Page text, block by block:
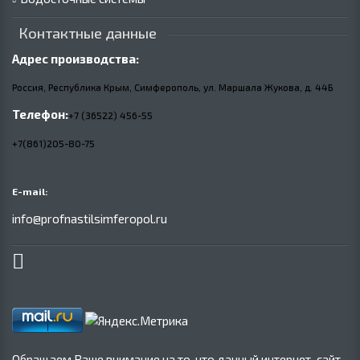
Контактные данные
Адрес производства:
Россия, Республика Крым, Симферополь, ул. Маршала Жукова, д. 44Б
Телефон:+7 (36522) 456-55
+7(861)205-80-75
E-mail:
info@profnastilsimferopol.ru